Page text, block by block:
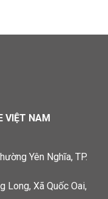
VIỆT NAM
Yên Nghĩa, TP.
Long, Xã Quốc Oai,